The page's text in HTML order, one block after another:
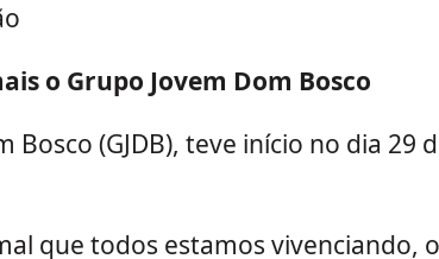
o Grupo Jovem Dom Bosco
Bosco (GJDB), teve início no dia 29
que todos estamos vivenciando,